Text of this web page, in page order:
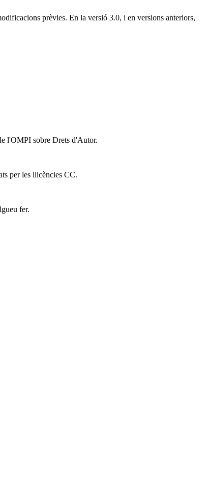
prèvies. En la versió 3.0, i en versions anteriors,
l'OMPI sobre Drets d'Autor.
per les llicències CC.
fer.